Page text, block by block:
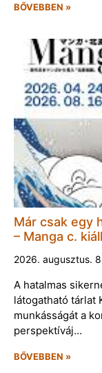
BŐVEBBEN »
Már csak egy
– Manga c.
2026. augusztus.
A hatalmas
látogatható tárlat
munkásságát a
perspektíváj…
BŐVEBBEN »